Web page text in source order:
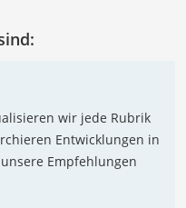
wir jede Rubrik
Entwicklungen in
Empfehlungen